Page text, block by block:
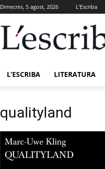
Dimecres, 5 agost, 2026 L’Escriba
L’ESCRIBA LITERATURA
qualityland